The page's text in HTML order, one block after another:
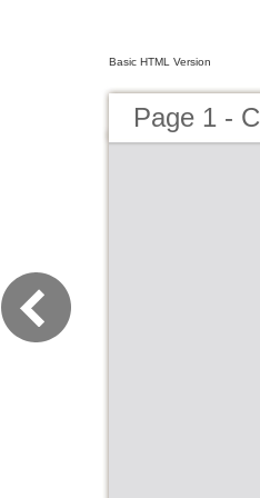
Basic HTML Version
Page 1 -